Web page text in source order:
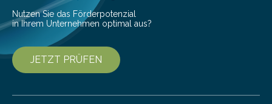
Nutzen Sie das Förderpotenzial
in Ihrem Unternehmen optimal aus?
JETZT PRÜFEN